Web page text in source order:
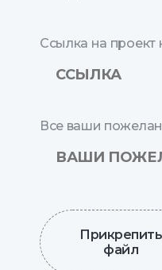
Ссылка на проект
Все ваши
Прикрепить
файл